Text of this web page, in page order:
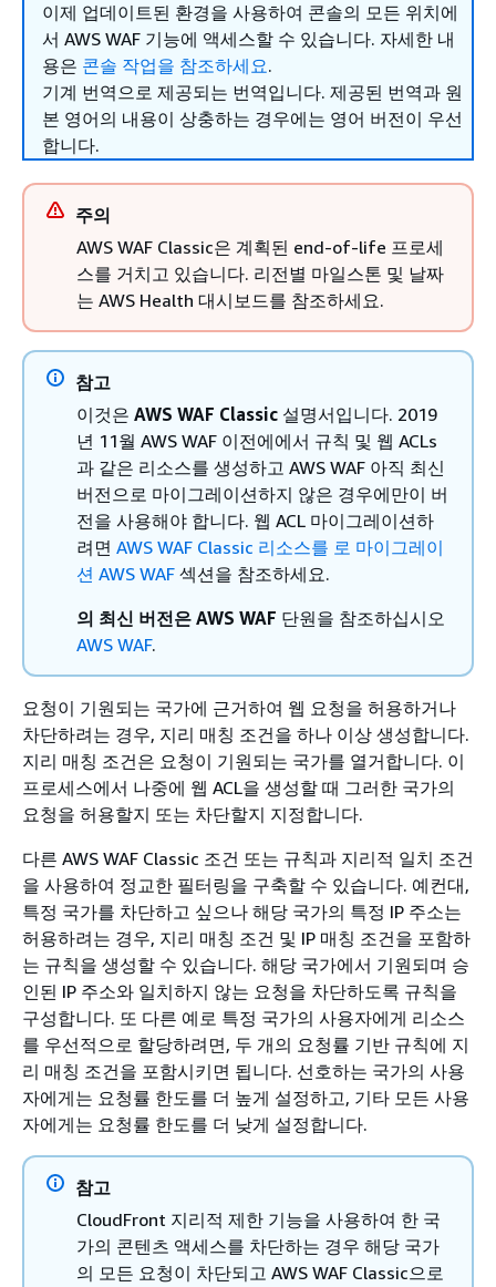
이제 업데이트된 환경을 사용하여 콘솔의 모든 위치에
서 AWS WAF 기능에 액세스할 수 있습니다. 자세한 내
용은 콘솔 작업을 참조하세요.
기계 번역으로 제공되는 번역입니다. 제공된 번역과 원
본 영어의 내용이 상충하는 경우에는 영어 버전이 우선
합니다.
주의
AWS WAF Classic은 계획된 end-of-life 프로세
스를 거치고 있습니다. 리전별 마일스톤 및 날짜
는 AWS Health 대시보드를 참조하세요.
참고
이것은 AWS WAF Classic 설명서입니다. 2019
년 11월 AWS WAF 이전에에서 규칙 및 웹 ACLs
과 같은 리소스를 생성하고 AWS WAF 아직 최신
버전으로 마이그레이션하지 않은 경우에만이 버
전을 사용해야 합니다. 웹 ACL 마이그레이션하
려면 AWS WAF Classic 리소스를 로 마이그레이
션 AWS WAF 섹션을 참조하세요.
의 최신 버전은 AWS WAF 단원을 참조하십시오
AWS WAF.
요청이 기원되는 국가에 근거하여 웹 요청을 허용하거나
차단하려는 경우, 지리 매칭 조건을 하나 이상 생성합니다.
지리 매칭 조건은 요청이 기원되는 국가를 열거합니다. 이
프로세스에서 나중에 웹 ACL을 생성할 때 그러한 국가의
요청을 허용할지 또는 차단할지 지정합니다.
다른 AWS WAF Classic 조건 또는 규칙과 지리적 일치 조건
을 사용하여 정교한 필터링을 구축할 수 있습니다. 예컨대,
특정 국가를 차단하고 싶으나 해당 국가의 특정 IP 주소는
허용하려는 경우, 지리 매칭 조건 및 IP 매칭 조건을 포함하
는 규칙을 생성할 수 있습니다. 해당 국가에서 기원되며 승
인된 IP 주소와 일치하지 않는 요청을 차단하도록 규칙을
구성합니다. 또 다른 예로 특정 국가의 사용자에게 리소스
를 우선적으로 할당하려면, 두 개의 요청률 기반 규칙에 지
리 매칭 조건을 포함시키면 됩니다. 선호하는 국가의 사용
자에게는 요청률 한도를 더 높게 설정하고, 기타 모든 사용
자에게는 요청률 한도를 더 낮게 설정합니다.
참고
CloudFront 지리적 제한 기능을 사용하여 한 국
가의 콘텐츠 액세스를 차단하는 경우 해당 국가
의 모든 요청이 차단되고 AWS WAF Classic으로